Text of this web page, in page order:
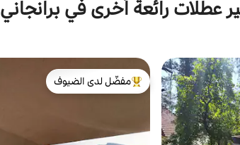
عطلات رائعة أخرى في برانجاني
من أبرز البيوت المفضّلة لدى الضيوف
مفضّل لدى الضيوف